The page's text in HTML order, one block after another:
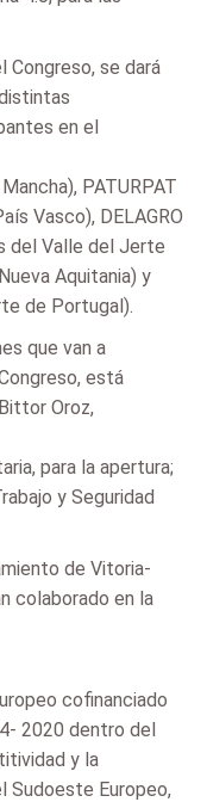
Congreso, se dará
en el
PATURPAT
Vasco), DELAGRO
del Valle del Jerte
Aquitania) y
de Portugal).
que van a
está
Oroz,
para la apertura;
y Seguridad
de Vitoria-
colaborado en la
cofinanciado
2020 dentro del
y la
Sudoeste Europeo,